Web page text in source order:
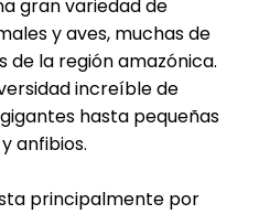
gran variedad de
y aves, muchas de
de la región amazónica.
increíble de
hasta pequeñas
anfibios.
principalmente por